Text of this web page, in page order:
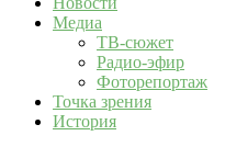
Медиа
ТВ-сюжет
Радио-эфир
Фоторепортаж
Точка зрения
История